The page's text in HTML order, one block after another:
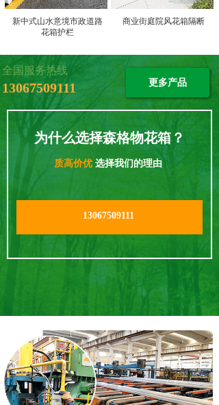
新中式山水意境市政道路
花箱护栏
商业街庭院风花箱隔断
全国服务热线
13067509111 更多产品
质高价优选择我们的理由
为什么选择森格物花箱？
13067509111